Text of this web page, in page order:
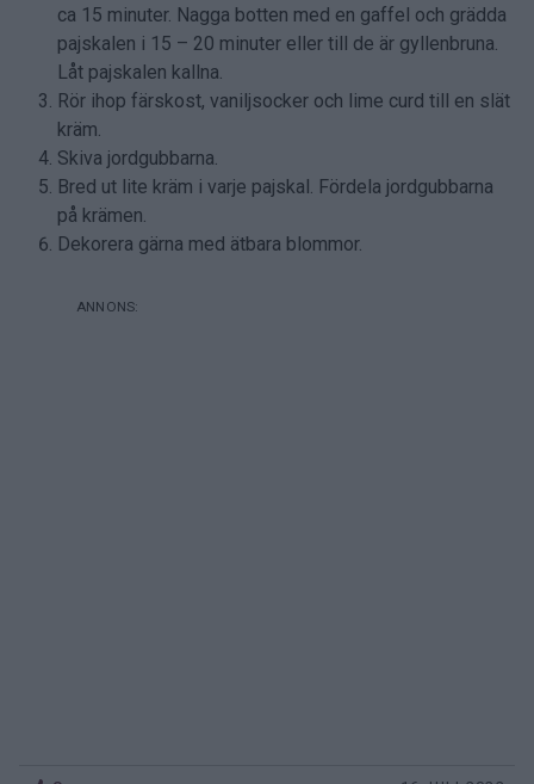
ca 15 minuter. Nagga botten med en gaffel och grädda
pajskalen i 15 – 20 minuter eller till de är gyllenbruna.
Låt pajskalen kallna.
Rör ihop färskost, vaniljsocker och lime curd till en slät
kräm.
Skiva jordgubbarna.
Bred ut lite kräm i varje pajskal. Fördela jordgubbarna
på krämen.
Dekorera gärna med ätbara blommor.